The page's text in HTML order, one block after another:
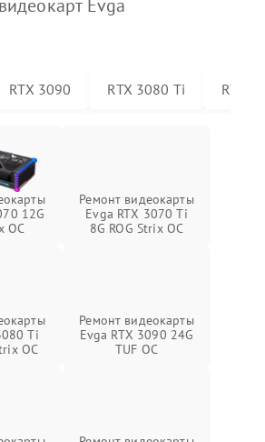
видеокарт Evga
RTX 3090 RTX 3080 Ti RTX
12G
OC
Ремонт видеокарты
Evga RTX 3070 Ti
8G ROG Strix OC
Ti
OC
Ремонт видеокарты
Evga RTX 3090 24G
TUF OC